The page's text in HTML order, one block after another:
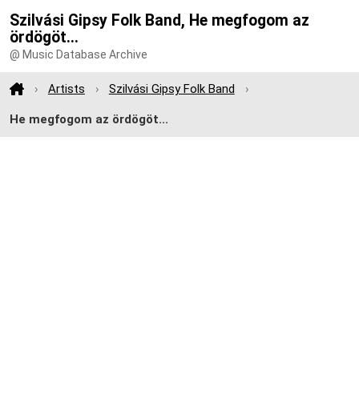
Szilvási Gipsy Folk Band, He megfogom az
ördögöt...
@ Music Database Archive
Artists Szilvási Gipsy Folk Band
He megfogom az ördögöt...